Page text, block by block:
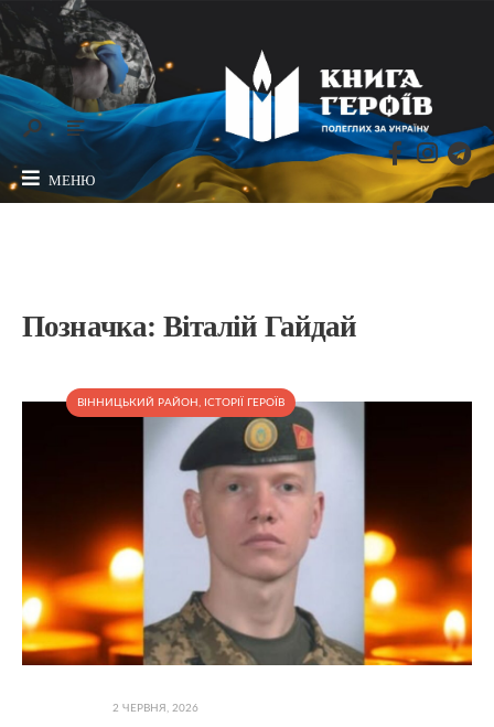
МЕНЮ
Позначка: Віталій Гайдай
ВІННИЦЬКИЙ РАЙОН , ІСТОРІЇ ГЕРОЇВ
2 ЧЕРВНЯ, 2026